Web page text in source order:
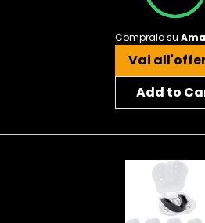
Compralo su
Vai
Add to